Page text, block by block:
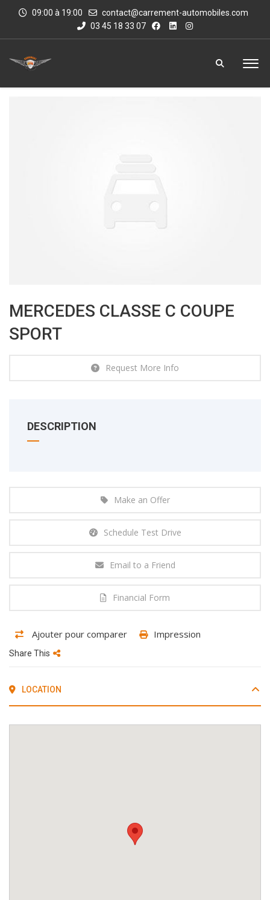
09:00 à 19:00
contact@carrement-automobiles.com
03 45 18 33 07
MERCEDES CLASSE C COUPE
SPORT
Request More Info
DESCRIPTION
Make an Offer
Schedule Test Drive
Email to a Friend
Financial Form
Ajouter pour comparer Impression
Share This
LOCATION